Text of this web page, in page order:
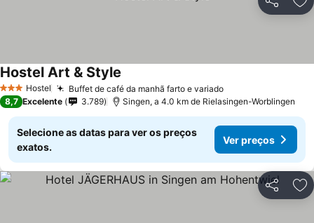
Partilhar
3 EstrelasHostel Buffet de café da manhã farto e variado
Hostel Art & Style
8,7 Excelente 3.789 Singen, a 4.0 km de Rielasingen-Worblingen
Selecione as datas para ver os preços
exatos.
Ver preços
Partilhar